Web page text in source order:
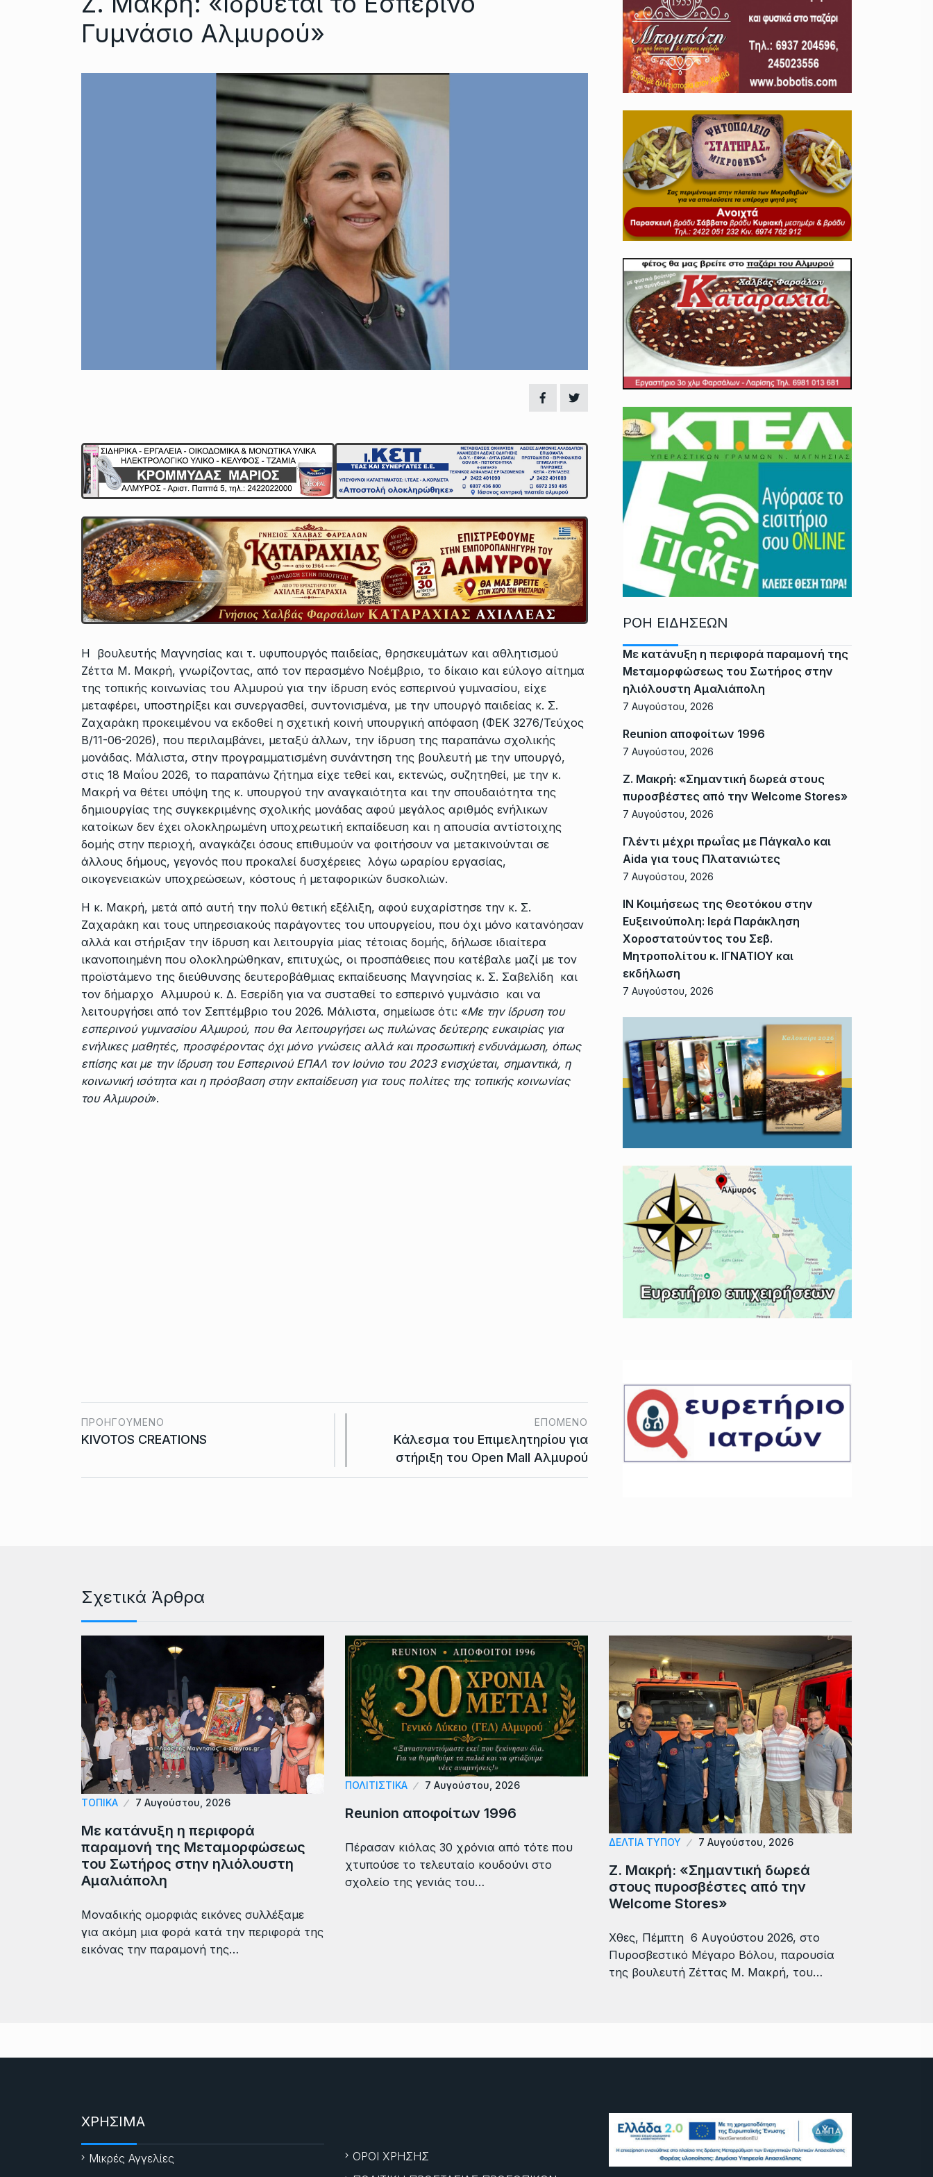
Γυμνάσιο Αλμυρού»
Η βουλευτής Μαγνησίας και τ. υφυπουργός παιδείας, θρησκευμάτων και αθλητισμού
Ζέττα Μ. Μακρή, γνωρίζοντας, από τον περασμένο Νοέμβριο, το δίκαιο και εύλογο αίτημα
της τοπικής κοινωνίας του Αλμυρού για την ίδρυση ενός εσπερινού γυμνασίου, είχε
μεταφέρει, υποστηρίξει και συνεργασθεί, συντονισμένα, με την υπουργό παιδείας κ. Σ.
Ζαχαράκη προκειμένου να εκδοθεί η σχετική κοινή υπουργική απόφαση (ΦΕΚ 3276/Τεύχος
Β/11-06-2026), που περιλαμβάνει, μεταξύ άλλων, την ίδρυση της παραπάνω σχολικής
μονάδας. Μάλιστα, στην προγραμματισμένη συνάντηση της βουλευτή με την υπουργό,
στις 18 Μαΐου 2026, το παραπάνω ζήτημα είχε τεθεί και, εκτενώς, συζητηθεί, με την κ.
Μακρή να θέτει υπόψη της κ. υπουργού την αναγκαιότητα και την σπουδαιότητα της
δημιουργίας της συγκεκριμένης σχολικής μονάδας αφού μεγάλος αριθμός ενήλικων
κατοίκων δεν έχει ολοκληρωμένη υποχρεωτική εκπαίδευση και η απουσία αντίστοιχης
δομής στην περιοχή, αναγκάζει όσους επιθυμούν να φοιτήσουν να μετακινούνται σε
άλλους δήμους, γεγονός που προκαλεί δυσχέρειες λόγω ωραρίου εργασίας,
οικογενειακών υποχρεώσεων, κόστους ή μεταφορικών δυσκολιών.
Η κ. Μακρή, μετά από αυτή την πολύ θετική εξέλιξη, αφού ευχαρίστησε την κ. Σ.
Ζαχαράκη και τους υπηρεσιακούς παράγοντες του υπουργείου, που όχι μόνο κατανόησαν
αλλά και στήριξαν την ίδρυση και λειτουργία μίας τέτοιας δομής, δήλωσε ιδιαίτερα
ικανοποιημένη που ολοκληρώθηκαν, επιτυχώς, οι προσπάθειες που κατέβαλε μαζί με τον
προϊστάμενο της διεύθυνσης δευτεροβάθμιας εκπαίδευσης Μαγνησίας κ. Σ. Σαβελίδη και
τον δήμαρχο Αλμυρού κ. Δ. Εσερίδη για να συσταθεί το εσπερινό γυμνάσιο και να
λειτουργήσει από τον Σεπτέμβριο του 2026. Μάλιστα, σημείωσε ότι: «Με την ίδρυση του
εσπερινού γυμνασίου Αλμυρού, που θα λειτουργήσει ως πυλώνας δεύτερης ευκαιρίας για
ενήλικες μαθητές, προσφέροντας όχι μόνο γνώσεις αλλά και προσωπική ενδυνάμωση, όπως
επίσης και με την ίδρυση του Εσπερινού ΕΠΑΛ τον Ιούνιο του 2023 ενισχύεται, σημαντικά, η
κοινωνική ισότητα και η πρόσβαση στην εκπαίδευση για τους πολίτες της τοπικής κοινωνίας
του Αλμυρού».
ΠΡΟΗΓΟΎΜΕΝΟ
KIVOTOS CREATIONS
ΕΠΌΜΕΝΟ
Κάλεσμα του Επιμελητηρίου για
στήριξη του Open Mall Αλμυρού
ΡΟΗ ΕΙΔΗΣΕΩΝ
Με κατάνυξη η περιφορά παραμονή της
Μεταμορφώσεως του Σωτήρος στην
ηλιόλουστη Αμαλιάπολη
7 Αυγούστου, 2026
Reunion αποφοίτων 1996
7 Αυγούστου, 2026
Ζ. Μακρή: «Σημαντική δωρεά στους
πυροσβέστες από την Welcome Stores»
7 Αυγούστου, 2026
Γλέντι μέχρι πρωΐας με Πάγκαλο και
Aida για τους Πλατανιώτες
7 Αυγούστου, 2026
ΙΝ Κοιμήσεως της Θεοτόκου στην
Ευξεινούπολη: Ιερά Παράκληση
Χοροστατούντος του Σεβ.
Μητροπολίτου κ. ΙΓΝΑΤΙΟΥ και
εκδήλωση
7 Αυγούστου, 2026
Σχετικά Άρθρα
ΤΟΠΙΚΆ 7 Αυγούστου, 2026
Με κατάνυξη η περιφορά
παραμονή της Μεταμορφώσεως
του Σωτήρος στην ηλιόλουστη
Αμαλιάπολη
Μοναδικής ομορφιάς εικόνες συλλέξαμε
για ακόμη μια φορά κατά την περιφορά της
εικόνας την παραμονή της…
ΠΟΛΙΤΙΣΤΙΚΑ 7 Αυγούστου, 2026
Reunion αποφοίτων 1996
Πέρασαν κιόλας 30 χρόνια από τότε που
χτυπούσε το τελευταίο κουδούνι στο
σχολείο της γενιάς του…
ΔΕΛΤΙΑ ΤΥΠΟΥ 7 Αυγούστου, 2026
Ζ. Μακρή: «Σημαντική δωρεά
στους πυροσβέστες από την
Welcome Stores»
Χθες, Πέμπτη 6 Αυγούστου 2026, στο
Πυροσβεστικό Μέγαρο Βόλου, παρουσία
της βουλευτή Ζέττας Μ. Μακρή, του…
ΧΡΗΣΙΜΑ
Μικρές Αγγελίες
ΟΡΟΙ ΧΡΗΣΗΣ